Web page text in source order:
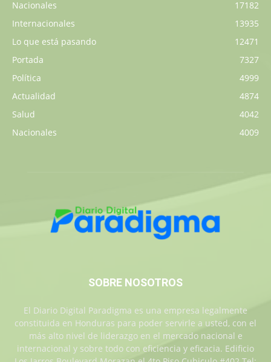
Nacionales
17182
Internacionales
13935
Lo que está pasando
12471
Portada
7327
Política
4999
Actualidad
4874
Salud
4042
Nacionales
4009
SOBRE NOSOTROS
El Diario Digital Paradigma es una empresa legalmente
constituida en Honduras para poder servirle a usted, con el
más alto nivel de liderazgo en el mercado nacional e
internacional y sobre todo con eficiencia y eficacia. Edificio